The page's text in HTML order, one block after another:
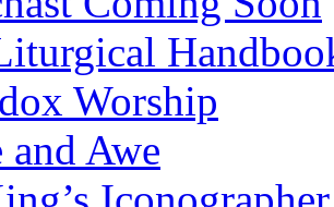
Worship
and Awe